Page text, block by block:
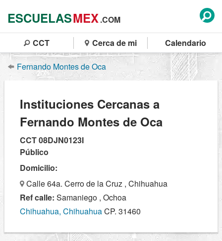
ESCUELASMEX.COM
CCT Cerca de mi Calendario
Fernando Montes de Oca
Instituciones Cercanas a
Fernando Montes de Oca
CCT 08DJN0123I
Público
Domicilio:
Calle 64a. Cerro de la Cruz , Chihuahua
Ref calle: Samaniego , Ochoa
Chihuahua, ChihuahuaCP. 31460